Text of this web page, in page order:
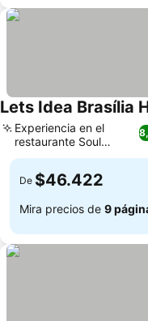
Lets Idea Brasília
Experiencia en el
restaurante Soul
Garden
De $46.422
Mira precios de 9